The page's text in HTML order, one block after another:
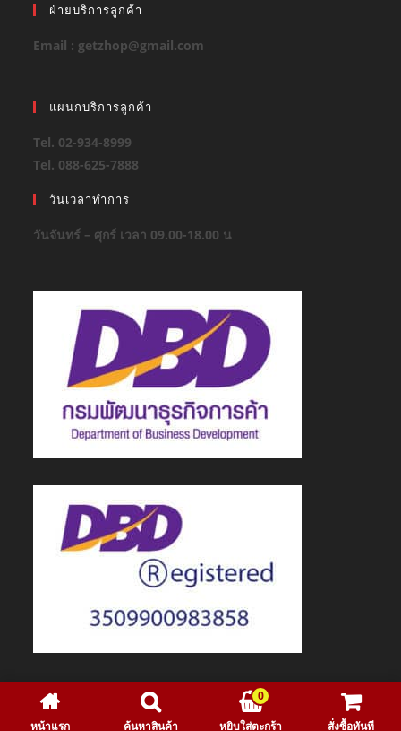
ฝ่ายบริการลูกค้า
Email : getzhop@gmail.com
แผนกบริการลูกค้า
Tel. 02-934-8999
Tel. 088-625-7888
วันเวลาทำการ
วันจันทร์ – ศุกร์ เวลา 09.00-18.00 น
© 2020 GetZhop Group Co.,Ltd. All Rights Reserved.
หน้าแรก ค้นหาสินค้า
0
หยิบใส่ตะกร้า
สั่งซื้อทันที